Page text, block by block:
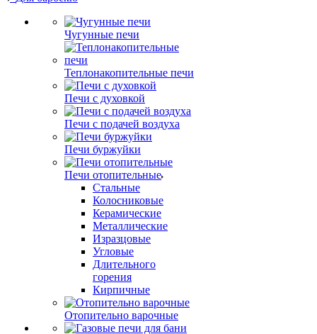
Чугунные печи
Теплонакопительные печи
Печи с духовкой
Печи с подачей воздуха
Печи буржуйки
Печи отопительные
Стальные
Колосниковые
Керамические
Металлические
Изразцовые
Угловые
Длительного
горения
Кирпичные
Отопительно варочные